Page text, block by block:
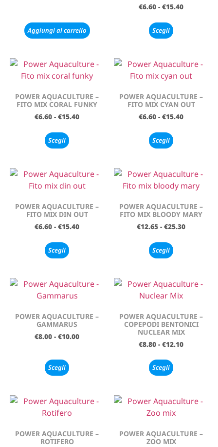
Aggiungi al carrello
€6.60 - €15.40
Scegli
POWER AQUACULTURE –
FITO MIX CORAL FUNKY
€6.60 - €15.40
Scegli
POWER AQUACULTURE –
FITO MIX CYAN OUT
€6.60 - €15.40
Scegli
POWER AQUACULTURE –
FITO MIX DIN OUT
€6.60 - €15.40
Scegli
POWER AQUACULTURE –
FITO MIX BLOODY MARY
€12.65 - €25.30
Scegli
POWER AQUACULTURE –
GAMMARUS
€8.00 - €10.00
Scegli
POWER AQUACULTURE –
COPEPODI BENTONICI
NUCLEAR MIX
€8.80 - €12.10
Scegli
POWER AQUACULTURE –
ROTIFERO
POWER AQUACULTURE –
ZOO MIX